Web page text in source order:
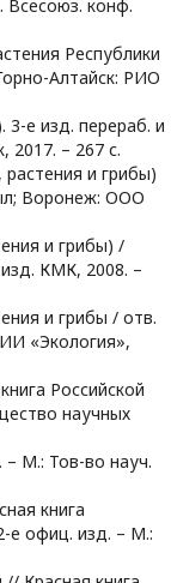
Всесоюз. конф.
Республики
Алтайск: РИО
3-е изд. перераб. и
2017. – 267 с.
и грибы)
Воронеж: ООО
и грибы) /
КМК, 2008. –
и грибы / отв.
«Экология»,
Российской
научных
М.: Тов-во науч.
книга
е офиц. изд. – М.: